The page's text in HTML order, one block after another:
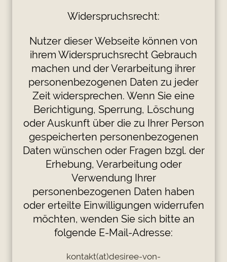
Widerspruchsrecht:
Nutzer dieser Webseite können von
ihrem Widerspruchsrecht Gebrauch
machen und der Verarbeitung ihrer
personenbezogenen Daten zu jeder
Zeit widersprechen. Wenn Sie eine
Berichtigung, Sperrung, Löschung
oder Auskunft über die zu Ihrer Person
gespeicherten personenbezogenen
Daten wünschen oder Fragen bzgl. der
Erhebung, Verarbeitung oder
Verwendung Ihrer
personenbezogenen Daten haben
oder erteilte Einwilligungen widerrufen
möchten, wenden Sie sich bitte an
folgende E-Mail-Adresse:
kontakt(at)desiree-von-